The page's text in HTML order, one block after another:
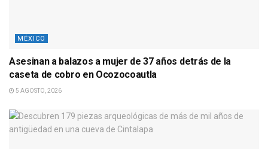
MÉXICO
Asesinan a balazos a mujer de 37 años detrás de la
caseta de cobro en Ocozocoautla
5 AGOSTO, 2026